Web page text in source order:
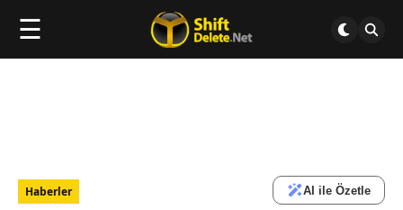
☰
Haberler AI ile Özetle